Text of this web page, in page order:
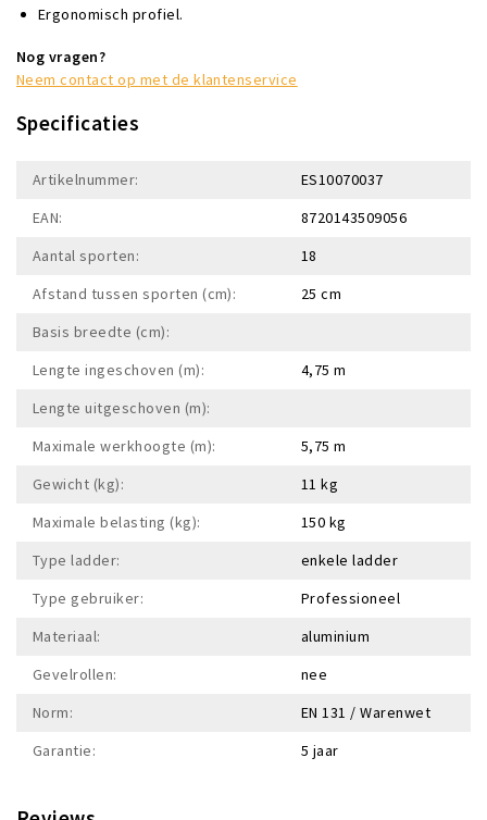
Ergonomisch profiel.
Nog vragen?
Neem contact op met de klantenservice
Specificaties
Artikelnummer:
ES10070037
EAN:
8720143509056
Aantal sporten:
18
Afstand tussen sporten (cm):
25 cm
Basis breedte (cm):
Lengte ingeschoven (m):
4,75 m
Lengte uitgeschoven (m):
Maximale werkhoogte (m):
5,75 m
Gewicht (kg):
11 kg
Maximale belasting (kg):
150 kg
Type ladder:
enkele ladder
Type gebruiker:
Professioneel
Materiaal:
aluminium
Gevelrollen:
nee
Norm:
EN 131 / Warenwet
Garantie:
5 jaar